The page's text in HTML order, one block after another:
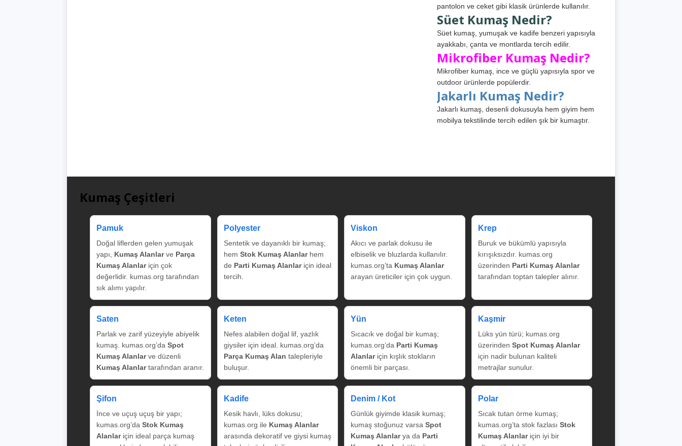
pantolon ve ceket gibi klasik ürünlerde kullanılır.
Süet Kumaş Nedir?
Süet kumaş, yumuşak ve kadife benzeri yapısıyla
ayakkabı, çanta ve montlarda tercih edilir.
Mikrofiber Kumaş Nedir?
Mikrofiber kumaş, ince ve güçlü yapısıyla spor ve
outdoor ürünlerde popülerdir.
Jakarlı Kumaş Nedir?
Jakarlı kumaş, desenli dokusuyla hem giyim hem
mobilya tekstilinde tercih edilen şık bir kumaştır.
Kumaş Çeşitleri
Pamuk
Doğal liflerden gelen yumuşak
yapı, Kumaş Alanlarve Parça
Kumaş Alanlariçin çok
değerlidir. kumas.org tarafından
sık alımı yapılır.
Polyester
Sentetik ve dayanıklı bir kumaş;
hem Stok Kumaş Alanlarhem
de Parti Kumaş Alanlariçin ideal
tercih.
Viskon
Akıcı ve parlak dokusu ile
elbiselik ve bluzlarda kullanılır.
kumas.org’ta Kumaş Alanlar
arayan üreticiler için çok uygun.
Krep
Buruk ve bükümlü yapısıyla
kırışıksızdır. kumas.org
üzerinden Parti Kumaş Alanlar
tarafından toptan talepler alınır.
Saten
Parlak ve zarif yüzeyiyle abiyelik
kumaş. kumas.org’da Spot
Kumaş Alanlarve düzenli
Kumaş Alanlartarafından aranır.
Keten
Nefes alabilen doğal lif, yazlık
giysiler için ideal. kumas.org’da
Parça Kumaş Alan talepleriyle
buluşur.
Yün
Sıcacık ve doğal bir kumaş;
kumas.org’da Parti Kumaş
Alanlariçin kışlık stokların
önemli bir parçası.
Kaşmir
Lüks yün türü; kumas.org
üzerinden Spot Kumaş Alanlar
için nadir bulunan kaliteli
metrajlar sunulur.
Şifon
İnce ve uçuş uçuş bir yapı;
kumas.org’da Stok Kumaş
Alanlariçin ideal parça kumaş
Kadife
Kesik havlı, lüks dokusu;
kumas.org ile Kumaş Alanlar
arasında dekoratif ve giysi kumaş
Denim / Kot
Günlük giyimde klasik kumaş;
kumaş stoğunuz varsa Spot
Kumaş Alanlarya da Parti
Polar
Sıcak tutan örme kumaş;
kumas.org’ta stok fazlası Stok
Kumaş Alanlariçin iyi bir